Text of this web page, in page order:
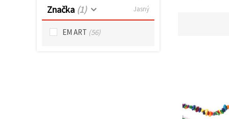
Značka (1) Jasný
EM ART (56)